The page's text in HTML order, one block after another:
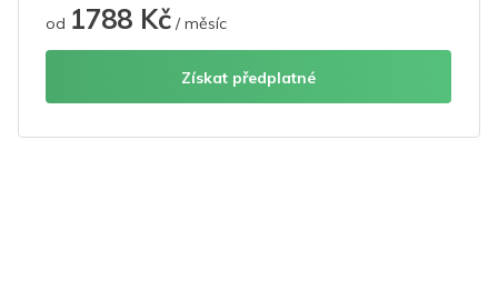
od 1788 Kč / měsíc
Získat předplatné